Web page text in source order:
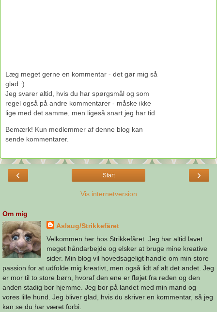
Læg meget gerne en kommentar - det gør mig så
glad :)
Jeg svarer altid, hvis du har spørgsmål og som
regel også på andre kommentarer - måske ikke
lige med det samme, men ligeså snart jeg har tid
Bemærk! Kun medlemmer af denne blog kan
sende kommentarer.
‹ ›
Start
Vis internetversion
Om mig
Aslaug/Strikkefåret
Velkommen her hos Strikkefåret. Jeg har altid lavet
meget håndarbejde og elsker at bruge mine kreative
sider. Min blog vil hovedsageligt handle om min store
passion for at udfolde mig kreativt, men også lidt af alt det andet. Jeg
er mor til to store børn, hvoraf den ene er fløjet fra reden og den
anden stadig bor hjemme. Jeg bor på landet med min mand og
vores lille hund. Jeg bliver glad, hvis du skriver en kommentar, så jeg
kan se du har været forbi.